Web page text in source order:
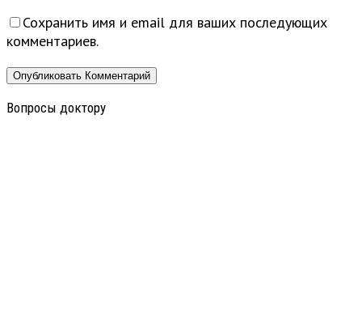
Сохранить имя и email для ваших последующих
комментариев.
Вопросы доктору